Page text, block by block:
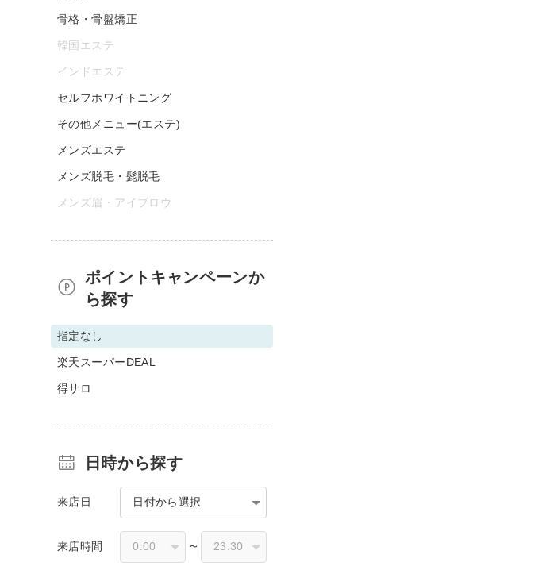
骨格・骨盤矯正
韓国エステ
インドエステ
セルフホワイトニング
その他メニュー(エステ)
メンズエステ
メンズ脱毛・髭脱毛
メンズ眉・アイブロウ
ポイントキャンペーンか
ら探す
指定なし
楽天スーパーDEAL
得サロ
日時から探す
来店日 日付から選択
来店時間 〜